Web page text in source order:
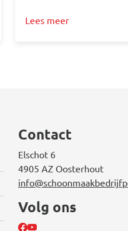
Lees meer
Contact
Elschot 6
4905 AZ Oosterhout
Volg ons